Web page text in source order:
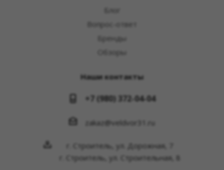
Блог
Вопрос-ответ
Бренды
Обзоры
Наши контакты
+7 (980) 372-04-04
zakaz@veldvor31.ru
г. Строитель, ул. Дорожная, 7
г. Строитель, ул. Строительная, 8